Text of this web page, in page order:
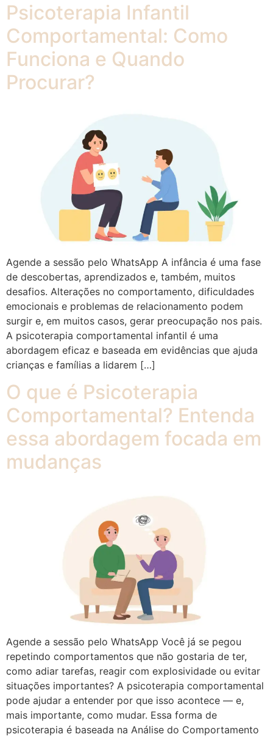
Psicoterapia Infantil
Comportamental: Como
Funciona e Quando
Procurar?
Agende a sessão pelo WhatsApp A infância é uma fase
de descobertas, aprendizados e, também, muitos
desafios. Alterações no comportamento, dificuldades
emocionais e problemas de relacionamento podem
surgir e, em muitos casos, gerar preocupação nos pais.
A psicoterapia comportamental infantil é uma
abordagem eficaz e baseada em evidências que ajuda
crianças e famílias a lidarem […]
O que é Psicoterapia
Comportamental? Entenda
essa abordagem focada em
mudanças
Agende a sessão pelo WhatsApp Você já se pegou
repetindo comportamentos que não gostaria de ter,
como adiar tarefas, reagir com explosividade ou evitar
situações importantes? A psicoterapia comportamental
pode ajudar a entender por que isso acontece — e,
mais importante, como mudar. Essa forma de
psicoterapia é baseada na Análise do Comportamento